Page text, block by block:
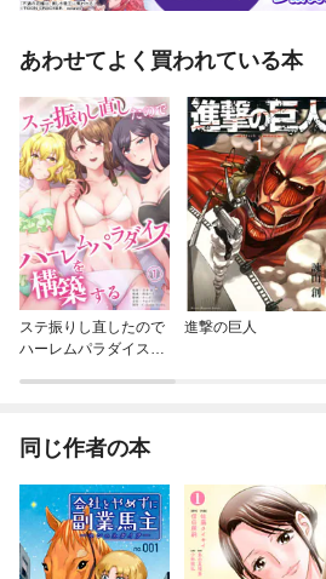
あわせてよく買われている本
ステ振りし直したので
ハーレムパラダイスを
進撃の巨人
同じ作者の本